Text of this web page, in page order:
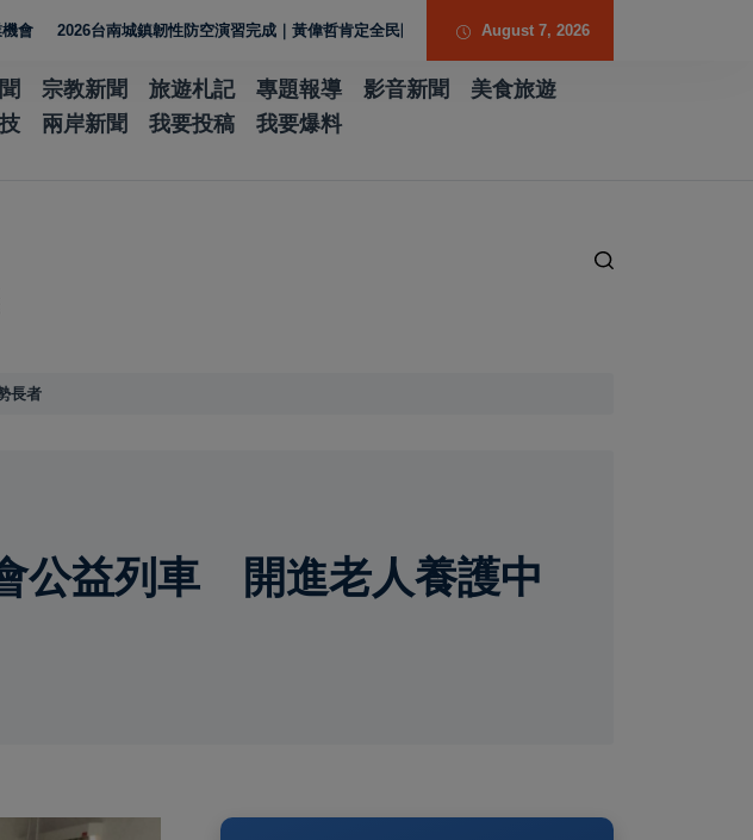
城鎮韌性防空演習完成｜黃偉哲肯定全民防衛與防空避難整備 台股收盤小跌170點 櫃買跌近2% 電子股
August 7, 2026
宗教新聞 旅遊札記 專題報導 影音新聞
美食旅遊
兩岸新聞 我要投稿 我要爆料
長者
公益列車 開進老人養護中